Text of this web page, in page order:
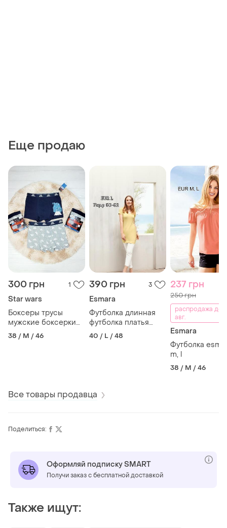
Еще продаю
300 грн 1
Star wars
Боксеры трусы
мужские боксерки
star wars p. m
38 / M / 46
390 грн 3
Esmara
Футболка длинная
футболка платья
платье туника
esmara eur l
40 / L / 48
237 грн
250 грн
распродажа до
авг.
Esmara
Футболка
m, l
38 / M / 46
Все товары продавца
Поделиться:
Оформляй подписку SMART
Получи заказ с бесплатной доставкой
Также ищут: